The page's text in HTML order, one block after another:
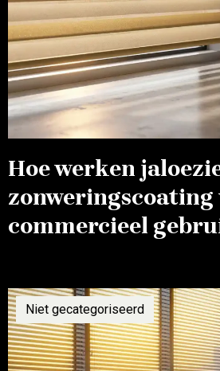
Hoe werken
zonweringscoating
commercieel
Niet gecategoriseerd